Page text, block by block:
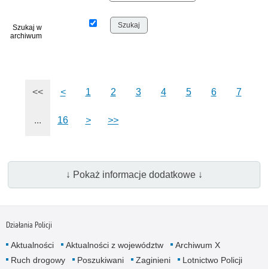
Szukaj w
archiwum
<< < 1 2 3 4 5 6 7
... 16 > >>
↓ Pokaż informacje dodatkowe ↓
Działania Policji
Aktualności Aktualności z województw
Archiwum X
Ruch drogowy
Poszukiwani Zaginieni
Lotnictwo Policji